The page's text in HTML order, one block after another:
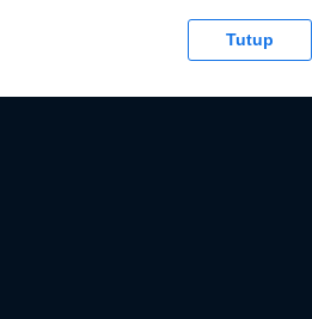
Tutup